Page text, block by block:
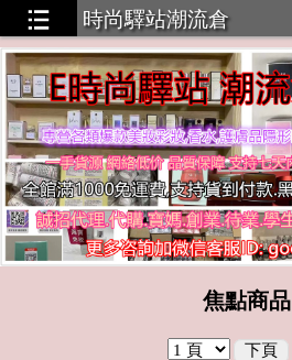
時尚驛站潮流倉
貨源，無需囤貨，一件代發
焦點商品
下頁